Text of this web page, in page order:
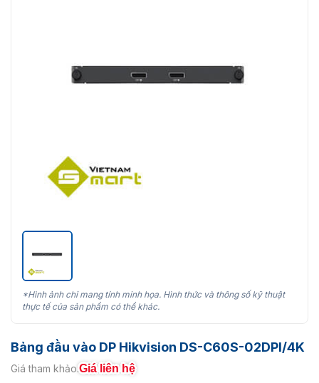
*Hình ảnh chỉ mang tính minh họa. Hình thức và thông số kỹ thuật
thực tế của sản phẩm có thể khác.
Bảng đầu vào DP Hikvision DS-C60S-02DPI/4K
Giá tham khảo:Giá liên hệ